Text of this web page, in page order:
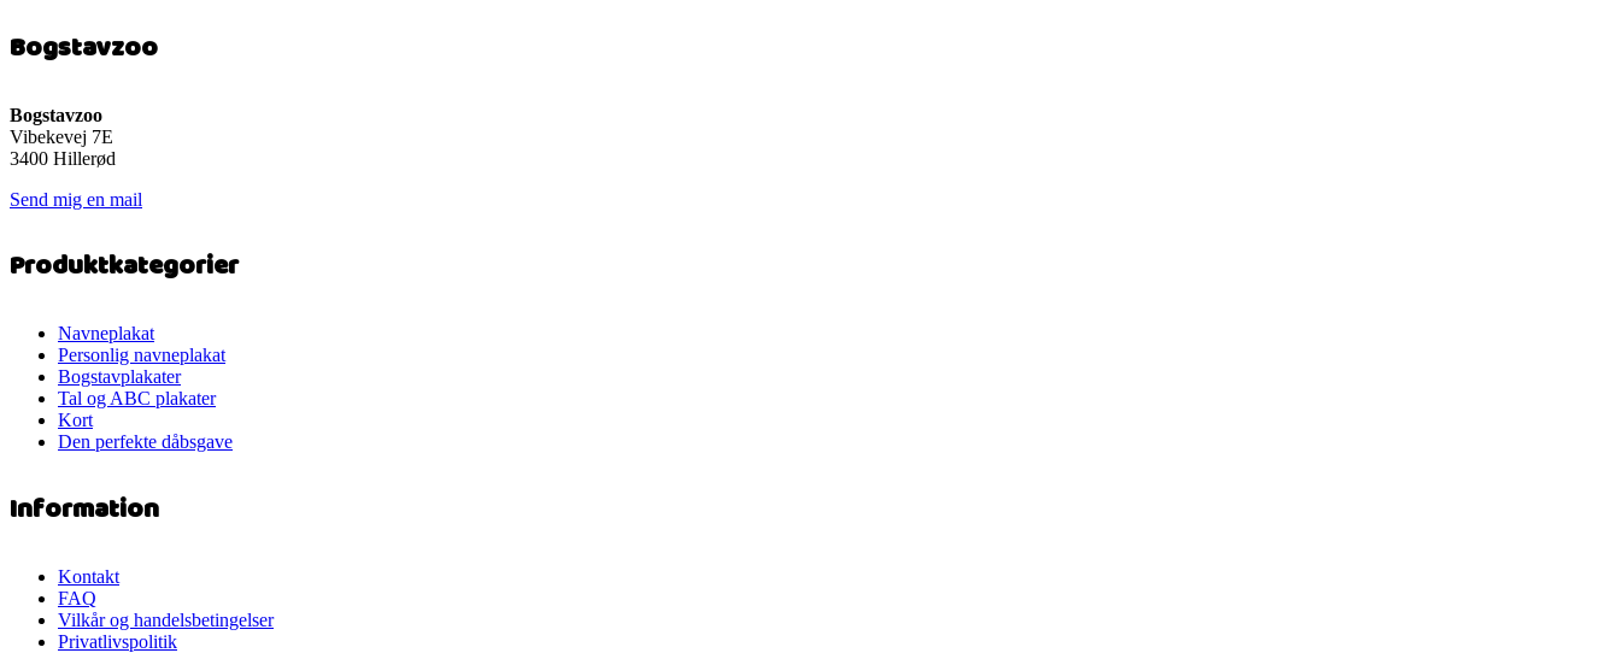
Bogstavzoo
Bogstavzoo
Vibekevej 7E
3400 Hillerød
Send mig en mail
Produktkategorier
Navneplakat
Personlig navneplakat
Bogstavplakater
Tal og ABC plakater
Kort
Den perfekte dåbsgave
Information
Kontakt
FAQ
Vilkår og handelsbetingelser
Privatlivspolitik